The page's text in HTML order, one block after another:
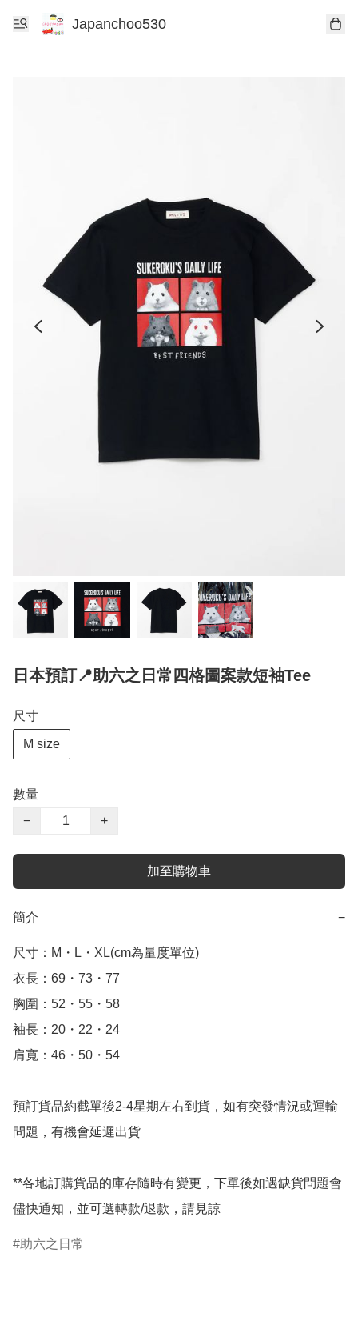
Japanchoo530
日本預訂📍助六之日常四格圖案款短袖Tee
尺寸
M size
數量
−
+
加至購物車
簡介 −
尺寸：M・L・XL(cm為量度單位)
衣長：69・73・77
胸圍：52・55・58
袖長：20・22・24
肩寬：46・50・54
預訂貨品約截單後2-4星期左右到貨，如有突發情況或運輸
問題，有機會延遲出貨
**各地訂購貨品的庫存隨時有變更，下單後如遇缺貨問題會
儘快通知，並可選轉款/退款，請見諒
助六之日常